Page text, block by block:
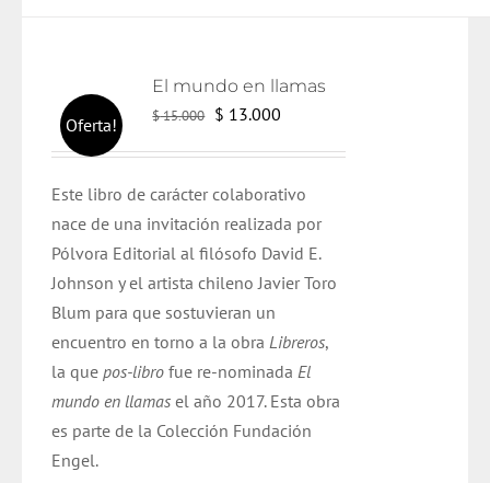
Oferta!
El mundo en llamas
$15.000 El
era:
$ 15.000.
$ 13.000
es:
$ 13.000.
Este libro de carácter colaborativo
nace de una invitación realizada por
Pólvora Editorial al filósofo David E.
Johnson y el artista chileno Javier Toro
Blum para que sostuvieran un
encuentro en torno a la obraLibreros,
la que pos-librofue re-nominadaEl
mundo en llamasel año 2017. Esta obra
es parte de la Colección Fundación
Engel.